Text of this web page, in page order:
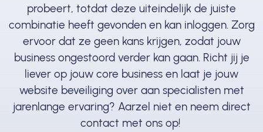
probeert, totdat deze uiteindelijk de juiste
combinatie heeft gevonden en kan inloggen. Zorg
ervoor dat ze geen kans krijgen, zodat jouw
business ongestoord verder kan gaan. Richt jij je
liever op jouw core business en laat je jouw
website beveiliging over aan specialisten met
jarenlange ervaring? Aarzel niet en neem direct
contact met ons op!